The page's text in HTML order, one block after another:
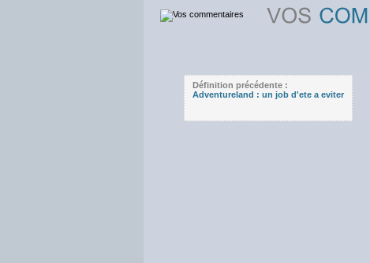
Définition précédente :
Adventureland : un job d'ete a eviter